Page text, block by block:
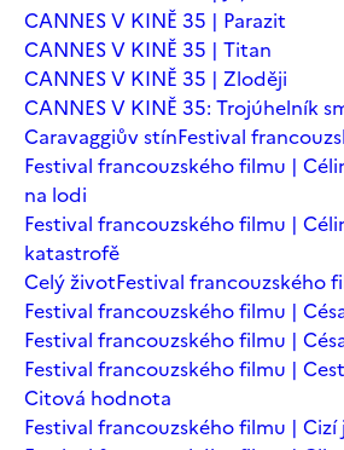
CANNES V KINĚ 35 | Parazit
CANNES V KINĚ 35 | Titan
CANNES V KINĚ 35 | Zloději
CANNES V KINĚ 35: Trojúhelník
Caravaggiův stínFestival
Festival francouzského filmu |
na lodi
Festival francouzského filmu |
katastrofě
Celý životFestival francouzského
Festival francouzského filmu |
Festival francouzského filmu |
Festival francouzského filmu |
Citová hodnota
Festival francouzského filmu | Cizí